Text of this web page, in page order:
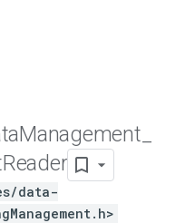
Management
Reader
data-